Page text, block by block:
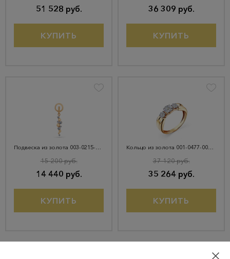
51 528 руб.
КУПИТЬ
36 309 руб.
КУПИТЬ
Подвеска из золота 003-0215-0001-011
14 440 руб.
15 200 руб.
КУПИТЬ
Кольцо из золота 001-0477-0001-011
35 264 руб.
37 120 руб.
КУПИТЬ